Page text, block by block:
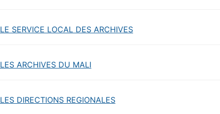
LE SERVICE LOCAL DES ARCHIVES
LES ARCHIVES DU MALI
LES DIRECTIONS REGIONALES